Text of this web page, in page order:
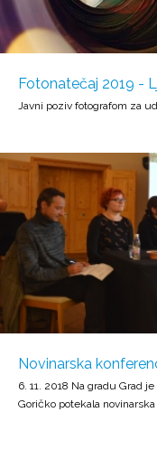
Fotonatečaj 2019 -
Javni poziv fotografom za
Novinarska
6. 11. 2018 Na gradu Grad
Goričko potekala